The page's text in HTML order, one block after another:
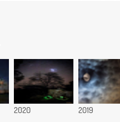
2020 2019